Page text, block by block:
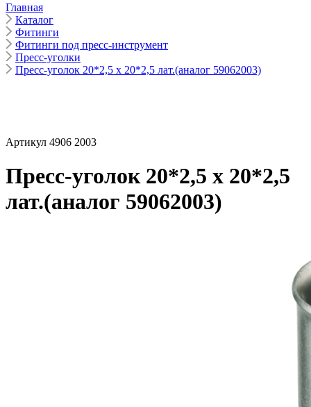
Главная
Каталог
Фитинги
Фитинги под пресс-инструмент
Пресс-уголки
Пресс-уголок 20*2,5 х 20*2,5 лат.(аналог 59062003)
Артикул 4906 2003
Пресс-уголок 20*2,5 х 20*2,5
лат.(аналог 59062003)